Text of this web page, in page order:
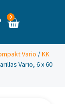
0
Vario /KK
Vario, 6 x 60